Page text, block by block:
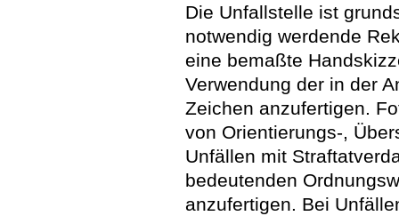
Die Unfallstelle ist
notwendig werdende
eine bemaßte
Verwendung der in der
Zeichen anzufertigen.
von Orientierungs-,
Unfällen mit
bedeutenden
anzufertigen. Bei